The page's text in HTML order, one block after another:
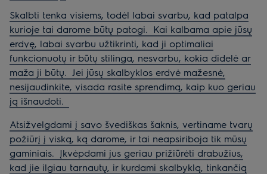
Skalbti tenka visiems, todėl labai svarbu, kad patalpa
kurioje tai darome būtų patogi. Kai kalbama apie jūsų
erdvę, labai svarbu užtikrinti, kad ji optimaliai
funkcionuotų ir būtų stilinga, nesvarbu, kokia didelė ar
maža ji būtų. Jei jūsų skalbyklos erdvė mažesnė,
nesijaudinkite, visada rasite sprendimą, kaip kuo geriau
ją išnaudoti.
Atsižvelgdami į savo švediškas šaknis, vertiname tvarų
požiūrį į viską, ką darome, ir tai neapsiriboja tik mūsų
gaminiais. Įkvėpdami jus geriau prižiūrėti drabužius,
kad jie ilgiau tarnautų, ir kurdami skalbyklą, tinkančią